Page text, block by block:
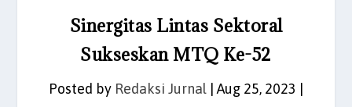
Sinergitas Lintas Sektoral
Sukseskan MTQ Ke-52
Posted by Redaksi Jurnal Aug 25, 2023